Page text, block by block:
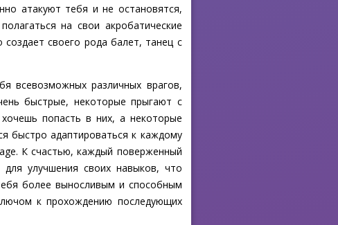
атакуют тебя и не остановятся,
на свои акробатические
своего рода балет, танец с
всевозможных различных врагов,
быстрые, некоторые прыгают с
попасть в них, а некоторые
быстро адаптироваться к каждому
К счастью, каждый поверженный
улучшения своих навыков, что
более выносливым и способным
к прохождению последующих